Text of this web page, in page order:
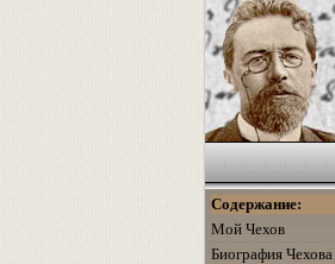
Содержание:
Мой Чехов
Биография Чехова